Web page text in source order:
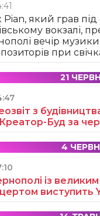
Pian, який грав
вокзалі,
вечір
при
21
з
Креатор-Буд за
4
із великим
виступить